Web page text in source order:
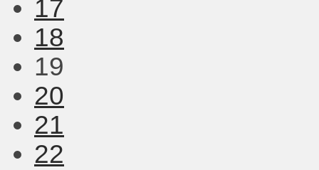
17
18
19
20
21
22